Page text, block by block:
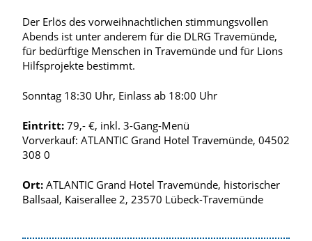
Der Erlös des vorweihnachtlichen stimmungsvollen
Abends ist unter anderem für die DLRG Travemünde,
für bedürftige Menschen in Travemünde und für Lions
Hilfsprojekte bestimmt.
Sonntag 18:30 Uhr, Einlass ab 18:00 Uhr
Eintritt: 79,- €, inkl. 3-Gang-Menü
Vorverkauf: ATLANTIC Grand Hotel Travemünde, 04502
308 0
Ort: ATLANTIC Grand Hotel Travemünde, historischer
Ballsaal, Kaiserallee 2, 23570 Lübeck-Travemünde